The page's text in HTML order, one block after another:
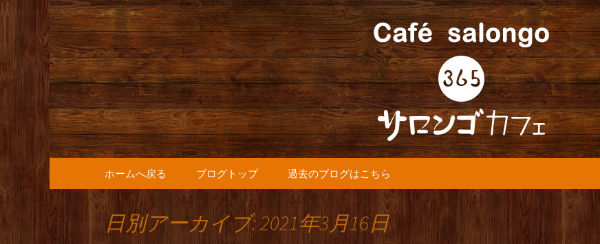
人形町の『365(サロンゴ)
知らせ
人形町の音楽カフェ『365カフェ』より最新情報をお届けします。
コンテンツへ移動
ホームへ戻る ブログトップ 過去のブログはこちら
日別アーカイブ: 2021年3月16日